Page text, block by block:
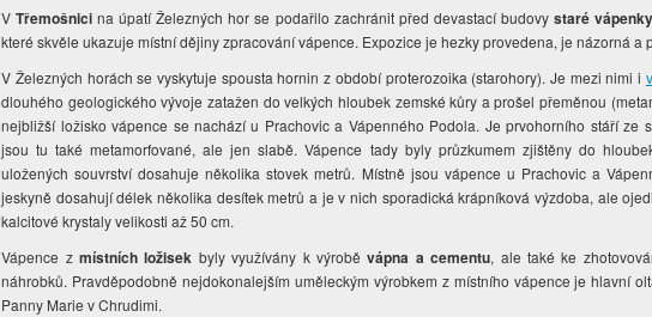
VTřemošnici na úpatí Železných hor se podařilo zachránit před devastací budovy staré vápenky
které skvěle ukazuje místní dějiny zpracování vápence. Expozice je hezky provedena, je názorná a
V Železných horách se vyskytuje spousta hornin z období proterozoika (starohory). Je mezi nimi i
dlouhého geologického vývoje zatažen do velkých hloubek zemské kůry a prošel přeměnou
nejbližší ložisko vápence se nachází u Prachovic a Vápenného Podola. Je prvohorního stáří ze
jsou tu také metamorfované, ale jen slabě. Vápence tady byly průzkumem zjištěny do
uložených souvrství dosahuje několika stovek metrů. Místně jsou vápence u Prachovic a
jeskyně dosahují délek několika desítek metrů a je v nich sporadická krápníková výzdoba, ale
kalcitové krystaly velikosti až 50 cm.
Vápence z místních ložisek byly využívány k výroběvápna a cementu, ale také ke
náhrobků. Pravděpodobně nejdokonalejším uměleckým výrobkem z místního vápence je hlavní
Panny Marie v Chrudimi.